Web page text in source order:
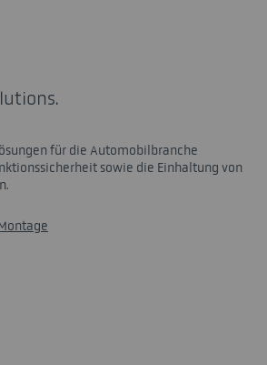
für die Automobilbranche
sowie die Einhaltung von